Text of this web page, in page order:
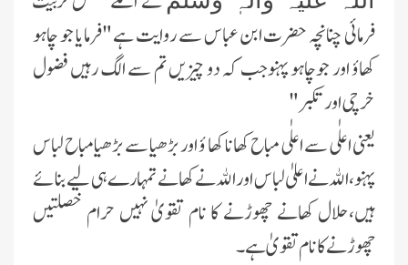
فرمائی چنانچہ حضرت ابن عباس سے روایت ہے "فرمایا جو چاہو
کھاؤ اور جوچاہو پہنوجب کہ دو چیزیں تم سے الگ رہیں فضول
خرچی اور تکبر"
یعنی اعلٰی سے اعلٰی مباح کھانا کھا ؤ اور بڑھیا سے بڑھیامباح لباس
پہنو،الله نے اعلیٰ لباس اور الله نے کھانے تمہارے ہی لیے بنائے
ہیں،حلال کھانے چھوڑنے کا نام تقویٰ نہیں حرام خصلتیں
چھوڑنے کا نام تقویٰ ہے۔